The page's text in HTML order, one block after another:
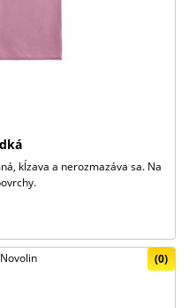
kĺzava a nerozmazáva sa. Na
(0)